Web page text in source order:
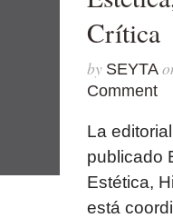
Crítica
by SEYTA
Comment
La
publicado
Estética,
está